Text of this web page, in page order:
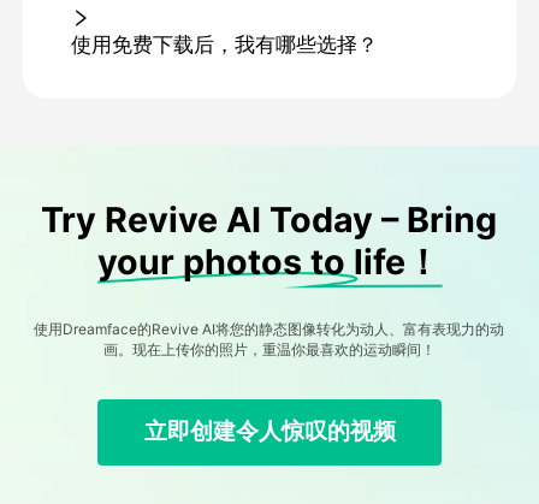
使用免费下载后，我有哪些选择？
Try Revive AI Today – Bring
your photos to life！
使用Dreamface的Revive AI将您的静态图像转化为动人、富有表现力的动
画。现在上传你的照片，重温你最喜欢的运动瞬间！
立即创建令人惊叹的视频